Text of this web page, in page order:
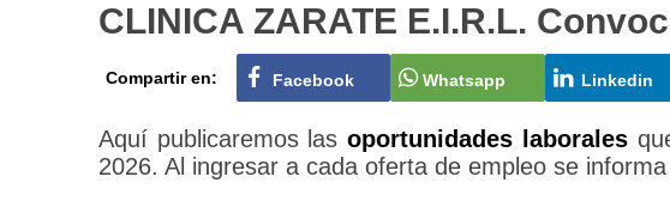
CLINICA ZARATE E.I.R.L.
Compartir en: Facebook Whatsapp Linkedin
Aquí publicaremos lasoportunidades laborales
2026. Al ingresar a cada oferta de empleo se